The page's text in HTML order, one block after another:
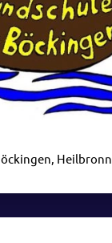
Heilbronn